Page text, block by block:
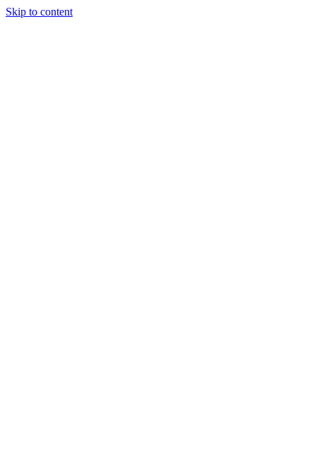
Skip to content